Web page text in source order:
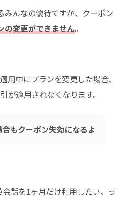
みんなの優待ですが、クーポン
の変更ができません。
用中にプランを変更した場合、
が適用されなくなります。
もクーポン失効になるよ
話を1ヶ月だけ利用したい、っ